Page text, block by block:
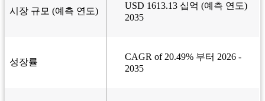
시장 규모 (예측 연도)
USD 1613.13 십억 (예측 연도)
2035
성장률
CAGR of 20.49% 부터 2026 -
2035